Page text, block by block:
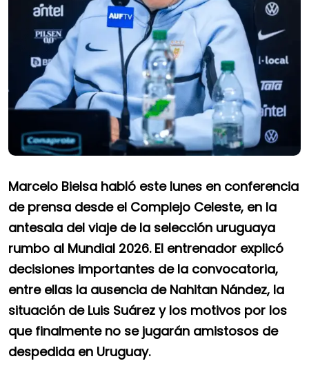
Marcelo Bielsa habló este lunes en conferencia
de prensa desde el Complejo Celeste, en la
antesala del viaje de la selección uruguaya
rumbo al Mundial 2026. El entrenador explicó
decisiones importantes de la convocatoria,
entre ellas la ausencia de Nahitan Nández, la
situación de Luis Suárez y los motivos por los
que finalmente no se jugarán amistosos de
despedida en Uruguay.